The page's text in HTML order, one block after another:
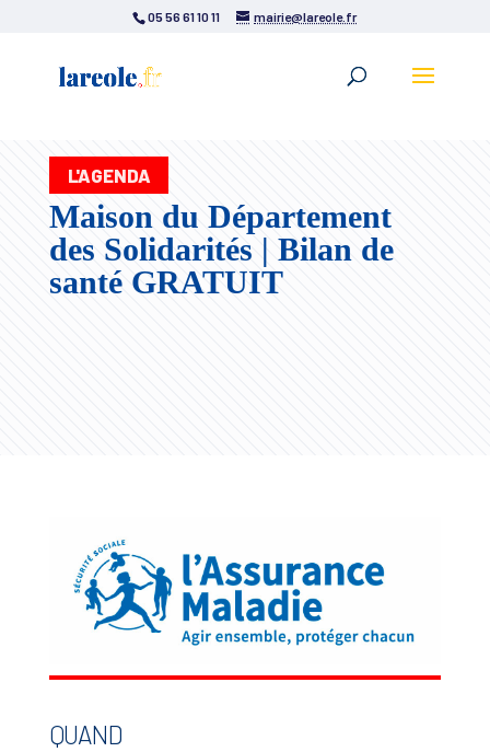
05 56 61 10 11 mairie@lareole.fr
L'AGENDA
Maison du Département
des Solidarités | Bilan de
santé GRATUIT
QUAND